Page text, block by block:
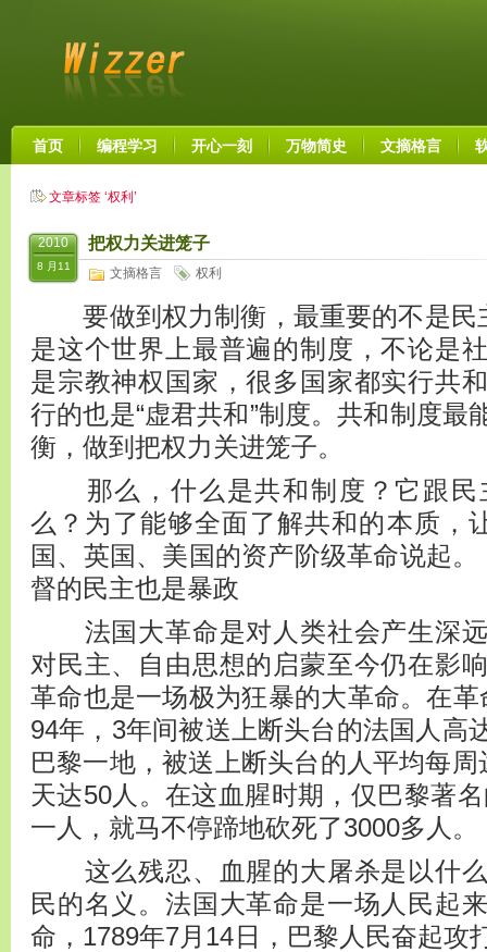
首页 编程学习 开心一刻 万物简史 文摘格言
文章标签 ‘权利’
2010
8 月11
把权力关进笼子
文摘格言 权利
要做到权力制衡，最重要的不是民
是这个世界上最普遍的制度，不论是
是宗教神权国家，很多国家都实行共
行的也是“虚君共和”制度。共和制度最
衡，做到把权力关进笼子。
那么，什么是共和制度？它跟民
么？为了能够全面了解共和的本质，
国、英国、美国的资产阶级革命
督的民主也是暴政
法国大革命是对人类社会产生深远
对民主、自由思想的启蒙至今仍在影
革命也是一场极为狂暴的大革命。在
94年，3年间被送上断头台的法国人高
巴黎一地，被送上断头台的人平均每
天达50人。在这血腥时期，仅巴黎著
一人，就马不停蹄地砍死了3000多人。
这么残忍、血腥的大屠杀是以什么
民的名义。法国大革命是一场人民起
命，1789年7月14日，巴黎人民奋起攻